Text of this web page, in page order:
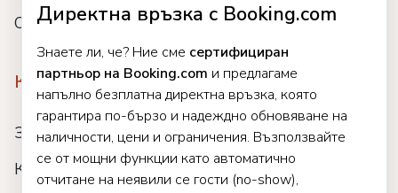
Директна връзка с Booking.com
Знаете ли, че? Ние сме сертифициран
партньор на Booking.com и предлагаме
напълно безплатна директна връзка, която
гарантира по-бързо и надеждно обновяване на
наличности, цени и ограничения. Възползвайте
се от мощни функции като автоматично
отчитане на неявили се гости (no-show),
Събития
Компания
За нас
Кариери